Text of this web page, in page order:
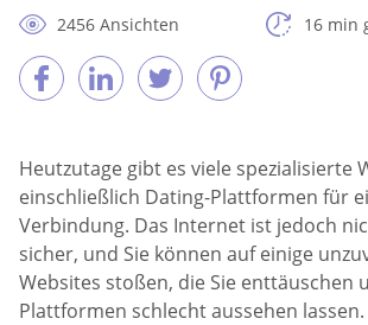
2456 Ansichten
16 min
Heutzutage gibt es viele spezialisierte
einschließlich Dating-Plattformen für
Verbindung. Das Internet ist jedoch
sicher, und Sie können auf einige
Websites stoßen, die Sie enttäuschen
Plattformen schlecht aussehen